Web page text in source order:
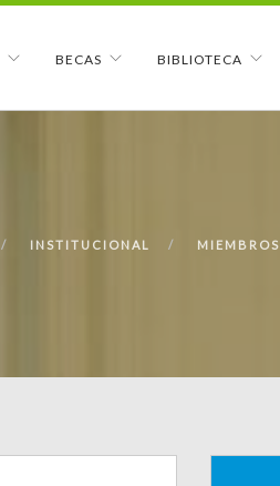
BECAS BIBLIOTECA
INSTITUCIONAL MIEMBROS